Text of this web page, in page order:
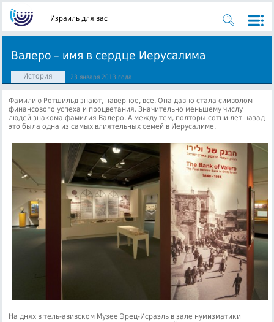
Израиль для вас
Валеро – имя в сердце Иерусалима
История 23 января 2013 года
Фамилию Ротшильд знают, наверное, все. Она давно стала символом
финансового успеха и процветания. Значительно меньшему числу
людей знакома фамилия Валеро. А между тем, полторы сотни лет назад
это была одна из самых влиятельных семей в Иерусалиме.
На днях в тель-авивском Музее Эрец-Исраэль в зале нумизматики